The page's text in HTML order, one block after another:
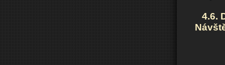
4.6.